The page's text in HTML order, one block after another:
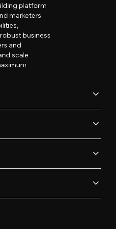
platform
marketers.
business
and
scale